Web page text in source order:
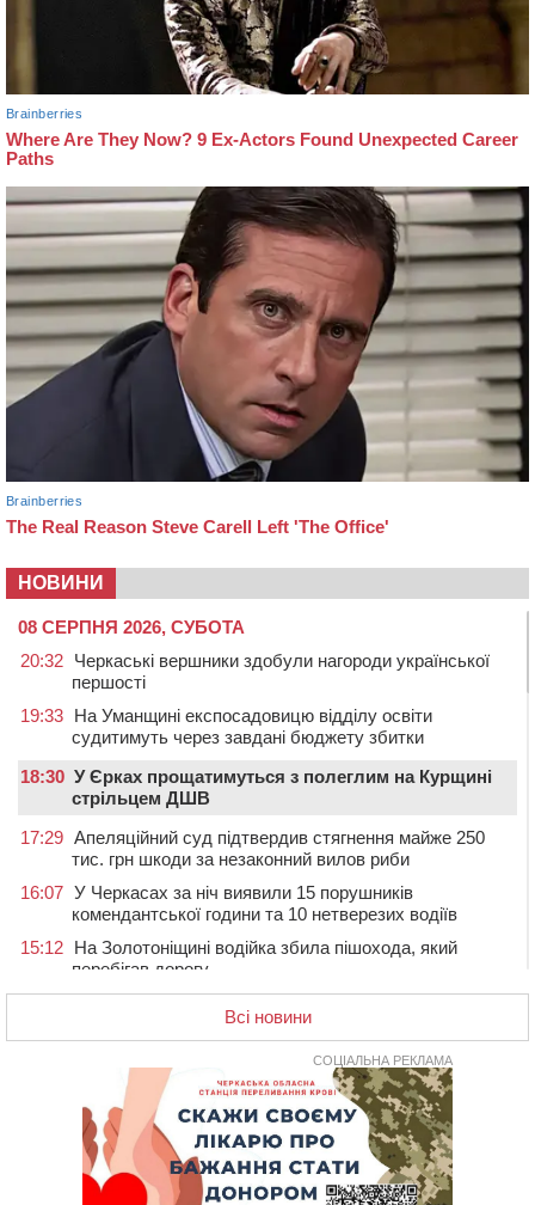
НОВИНИ
08 СЕРПНЯ 2026, СУБОТА
20:32 Черкаські вершники здобули нагороди української
першості
19:33 На Уманщині експосадовицю відділу освіти
судитимуть через завдані бюджету збитки
18:30 У Єрках прощатимуться з полеглим на Курщині
стрільцем ДШВ
17:29 Апеляційний суд підтвердив стягнення майже 250
тис. грн шкоди за незаконний вилов риби
16:07 У Черкасах за ніч виявили 15 порушників
комендантської години та 10 нетверезих водіїв
15:12 На Золотоніщині водійка збила пішохода, який
перебігав дорогу
під охорону 188-річну церкву
У Смілі біля магазину під колесами вантажівки
загинула жінка
У Черкасах пропонують для приватизації
п’ятиповерховий об’єкт у центрі міста
Не вистачає стажу для пенсії: як його докупити та що
потрібно знати
Всі новини
СОЦІАЛЬНА РЕКЛАМА